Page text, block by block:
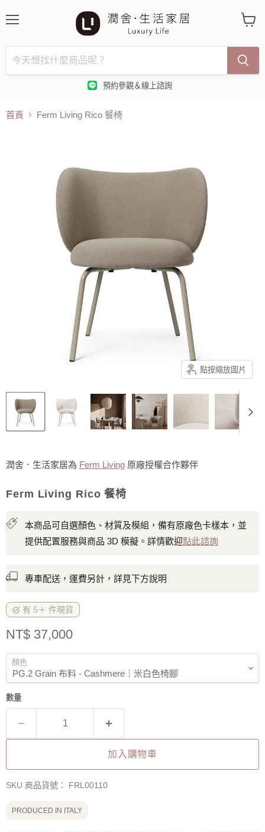
預約參觀＆線上諮詢
購
物
車
首頁 Ferm Living Rico 餐椅
點按縮放圖片
潤舍．生活家居為 Ferm Living 原廠授權合作夥伴
Ferm Living Rico 餐椅
本商品可自選顏色、材質及模組，備有原廠色卡樣本，並
提供配置服務與商品 3D 模擬。詳情歡迎點此諮詢
專車配送，運費另計，詳見下方說明
有 5＋ 件現貨
售價
NT$ 37,000
顏色
數量
加入購物車
SKU 商品貨號： FRL00110
PRODUCED IN ITALY